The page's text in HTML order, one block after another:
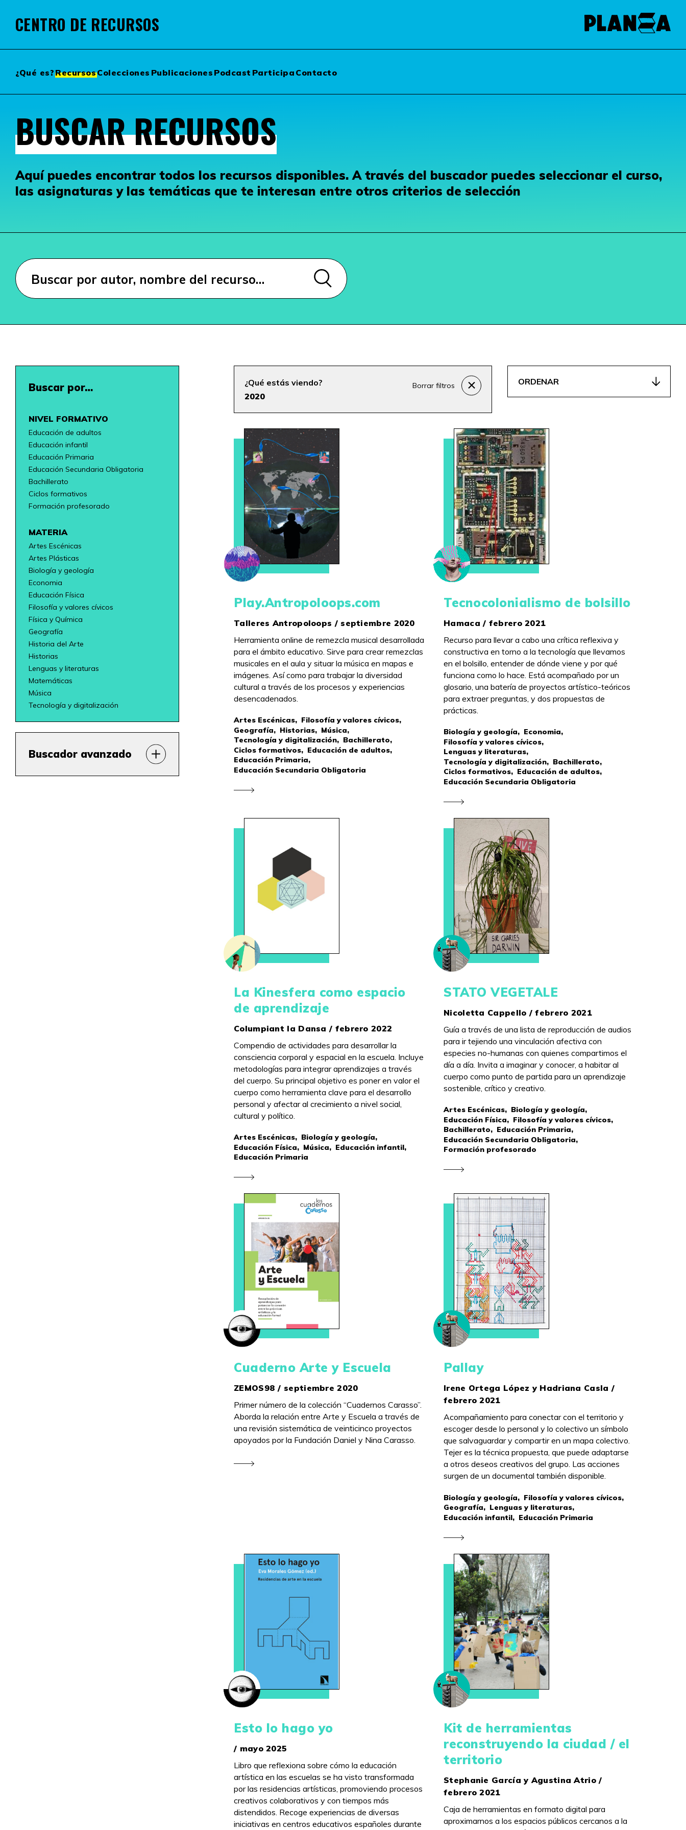
CENTRO DE RECURSOS
¿Qué es?RecursosColecciones Publicaciones Podcast Participa Contacto
BUSCAR RECURSOS
Aquí puedes encontrar todos los recursos disponibles. A través del buscador puedes seleccionar el curso,
las asignaturas y las temáticas que te interesan entre otros criterios de selección
Buscar por…
NIVEL FORMATIVO
Educación de adultos
Educación infantil
Educación Primaria
Educación Secundaria Obligatoria
Bachillerato
Ciclos formativos
Formación profesorado
MATERIA
Artes Escénicas
Artes Plásticas
Biología y geología
Economia
Educación Física
Filosofía y valores cívicos
Física y Química
Geografía
Historia del Arte
Historias
Lenguas y literaturas
Matemáticas
Música
Tecnología y digitalización
Buscador avanzado
¿Qué estás viendo?
2020
Borrar filtros ORDENAR
Play.Antropoloops.com
Talleres Antropoloops / septiembre 2020
Herramienta online de remezcla musical desarrollada
para el ámbito educativo. Sirve para crear remezclas
musicales en el aula y situar la música en mapas e
imágenes. Así como para trabajar la diversidad
cultural a través de los procesos y experiencias
desencadenados.
Artes Escénicas, Filosofía y valores cívicos,
Geografía, Historias, Música,
Tecnología y digitalización, Bachillerato,
Ciclos formativos, Educación de adultos,
Educación Primaria,
Educación Secundaria Obligatoria
Tecnocolonialismo de bolsillo
Hamaca / febrero 2021
Recurso para llevar a cabo una crítica reflexiva y
constructiva en torno a la tecnología que llevamos
en el bolsillo, entender de dónde viene y por qué
funciona como lo hace. Está acompañado por un
glosario, una batería de proyectos artístico-teóricos
para extraer preguntas, y dos propuestas de
prácticas.
Biología y geología, Economia,
Filosofía y valores cívicos,
Lenguas y literaturas,
Tecnología y digitalización, Bachillerato,
Ciclos formativos, Educación de adultos,
Educación Secundaria Obligatoria
La Kinesfera como espacio
de aprendizaje
Columpiant la Dansa / febrero 2022
Compendio de actividades para desarrollar la
consciencia corporal y espacial en la escuela. Incluye
metodologías para integrar aprendizajes a través
del cuerpo. Su principal objetivo es poner en valor el
cuerpo como herramienta clave para el desarrollo
personal y afectar al crecimiento a nivel social,
cultural y político.
Artes Escénicas, Biología y geología,
Educación Física, Música, Educación infantil,
Educación Primaria
STATO VEGETALE
Nicoletta Cappello / febrero 2021
Guía a través de una lista de reproducción de audios
para ir tejiendo una vinculación afectiva con
especies no-humanas con quienes compartimos el
día a día. Invita a imaginar y conocer, a habitar al
cuerpo como punto de partida para un aprendizaje
sostenible, crítico y creativo.
Artes Escénicas, Biología y geología,
Educación Física, Filosofía y valores cívicos,
Bachillerato, Educación Primaria,
Educación Secundaria Obligatoria,
Formación profesorado
Cuaderno Arte y Escuela
ZEMOS98 / septiembre 2020
Primer número de la colección “Cuadernos Carasso”.
Aborda la relación entre Arte y Escuela a través de
una revisión sistemática de veinticinco proyectos
apoyados por la Fundación Daniel y Nina Carasso.
Pallay
Irene Ortega López y Hadriana Casla /
febrero 2021
Acompañamiento para conectar con el territorio y
escoger desde lo personal y lo colectivo un símbolo
que salvaguardar y compartir en un mapa colectivo.
Tejer es la técnica propuesta, que puede adaptarse
a otros deseos creativos del grupo. Las acciones
surgen de un documental también disponible.
Biología y geología, Filosofía y valores cívicos,
Geografía, Lenguas y literaturas,
Educación infantil, Educación Primaria
Esto lo hago yo
/ mayo 2025
Libro que reflexiona sobre cómo la educación
artística en las escuelas se ha visto transformada
por las residencias artísticas, promoviendo procesos
creativos colaborativos y con tiempos más
distendidos. Recoge experiencias de diversas
iniciativas en centros educativos españoles durante
Kit de herramientas
reconstruyendo la ciudad / el
territorio
Stephanie García y Agustina Atrio /
febrero 2021
Caja de herramientas en formato digital para
aproximarnos a los espacios públicos cercanos a la